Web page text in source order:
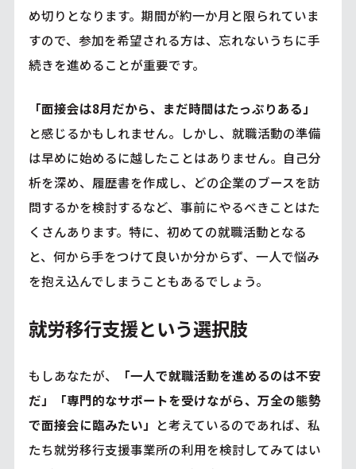
め切りとなります。期間が約一か月と限られていま
すので、参加を希望される方は、忘れないうちに手
続きを進めることが重要です。
「面接会は8月だから、まだ時間はたっぷりある」
と感じるかもしれません。しかし、就職活動の準備
は早めに始めるに越したことはありません。自己分
析を深め、履歴書を作成し、どの企業のブースを訪
問するかを検討するなど、事前にやるべきことはた
くさんあります。特に、初めての就職活動となる
と、何から手をつけて良いか分からず、一人で悩み
を抱え込んでしまうこともあるでしょう。
就労移行支援という選択肢
もしあなたが、
「一人で就職活動を進めるのは不安
だ」「専門的なサポートを受けながら、万全の態勢
で面接会に臨みたい」 と考えているのであれば、私
たち就労移行支援事業所の利用を検討してみてはい